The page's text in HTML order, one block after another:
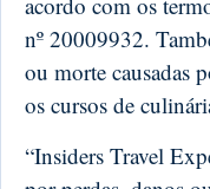
nº 20009932.
ou morte causadas
os cursos de
“Insiders Travel